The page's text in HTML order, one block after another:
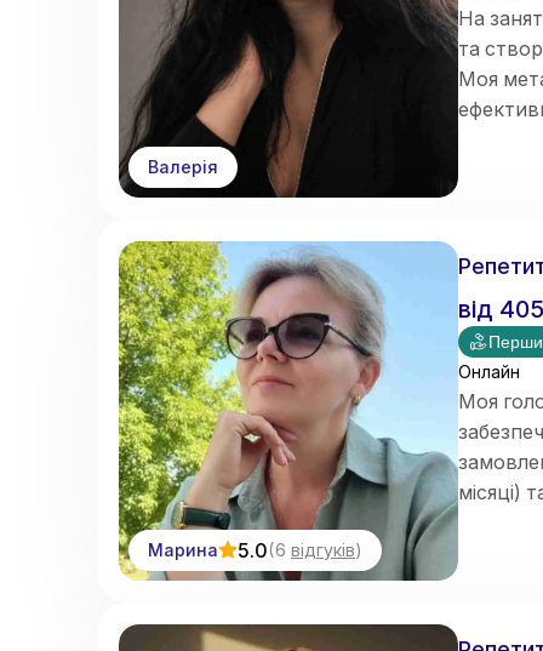
Валерія
На
та
Моя
Марина 5.0(6 відгуків)
від 405
Онлайн
Моя
місяці)